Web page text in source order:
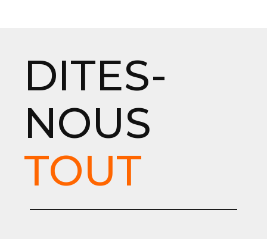
DITES-
NOUS
TOUT